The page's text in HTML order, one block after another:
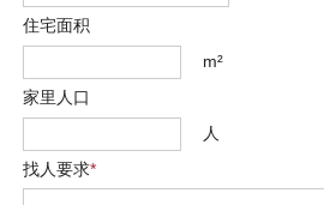
住宅面积
m²
家里人口
人
找人要求*